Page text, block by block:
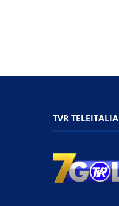
TVR TELEITALIA